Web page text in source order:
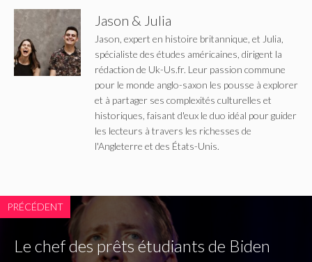
Jason & Julia
Jason, expert en histoire britannique, et Julia,
spécialiste des études américaines, dirigent la
rédaction de Uk-Us.fr. Leur passion commune
pour le monde anglo-saxon les pousse à explorer
et à partager ses complexités culturelles et
historiques, faisant d'eux le duo idéal pour guider
les lecteurs à travers les richesses de
l'Angleterre et des États-Unis.
PRÉCÉDENT
Le chef des prêts étudiants de Biden